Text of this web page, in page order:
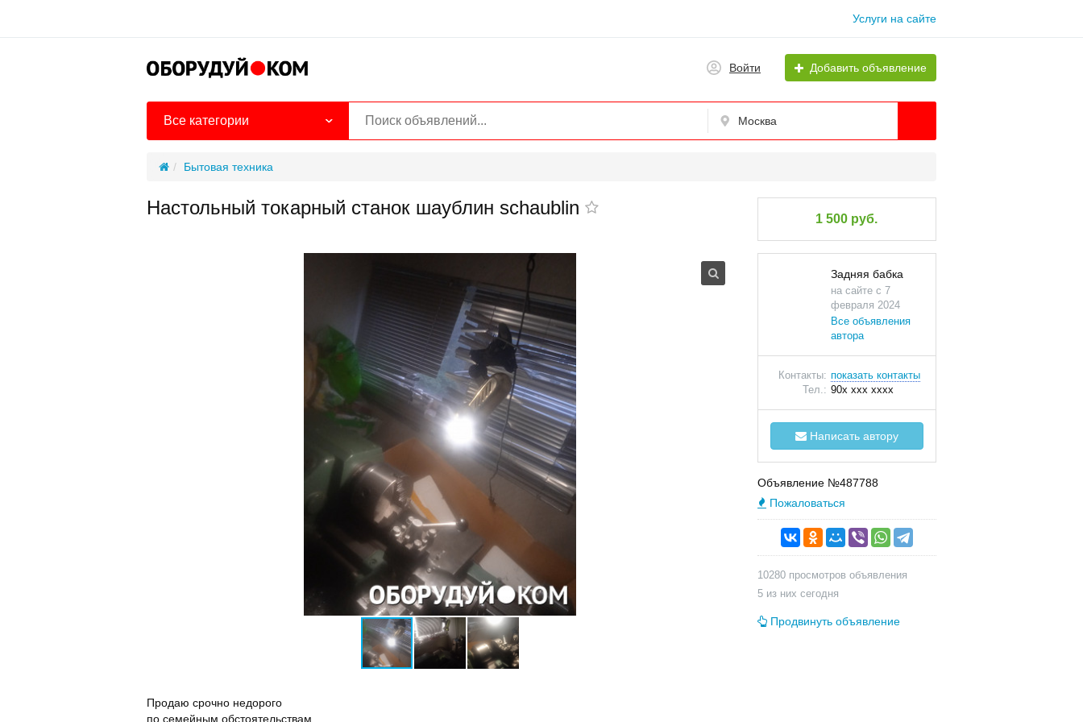
Услуги на сайте
Войти Добавить объявление
Все категории Москва
Бытовая техника
Настольный токарный станок шаублин schaublin
1 500 руб.
Продаю срочно недорого
по семейным обстоятельствам.
Задняя бабка
на сайте с 7
февраля 2024
Все объявления
автора
Контакты: показать контакты
Тел.: 90x xxx xxxx
Написать автору
Объявление №487788
Пожаловаться
10280 просмотров объявления
5 из них сегодня
Продвинуть объявление